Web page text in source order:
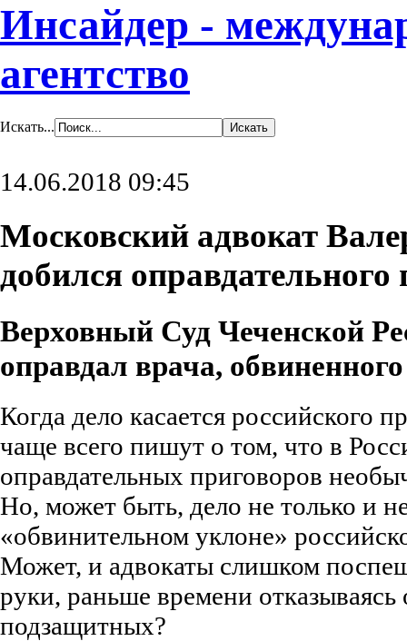
Инсайдер -
агентство
Искать...
14.06.2018 09:45
Московский адвокат
добился оправдательного
Верховный Суд Чеченской
оправдал врача,
Когда дело касается российского
чаще всего пишут о том, что в
оправдательных приговоров
Но, может быть, дело не только и
«обвинительном уклоне»
Может, и адвокаты слишком
руки, раньше времени отказываясь
подзащитных?